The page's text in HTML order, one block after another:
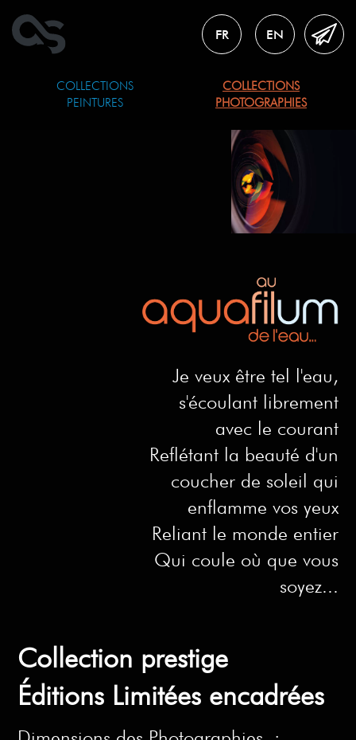
COLLECTIONS
PEINTURES
COLLECTIONS
PHOTOGRAPHIES
FR EN
Je veux être tel l'eau,
s'écoulant librement
avec le courant
Reflétant la beauté d'un
coucher de soleil qui
enflamme vos yeux
Reliant le monde entier
Qui coule où que vous
soyez...
Collection prestige
Éditions Limitées encadrées